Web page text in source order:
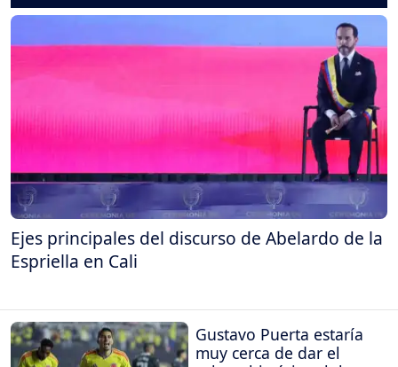
Ejes principales del discurso de Abelardo de la
Espriella en Cali
Gustavo Puerta estaría
muy cerca de dar el